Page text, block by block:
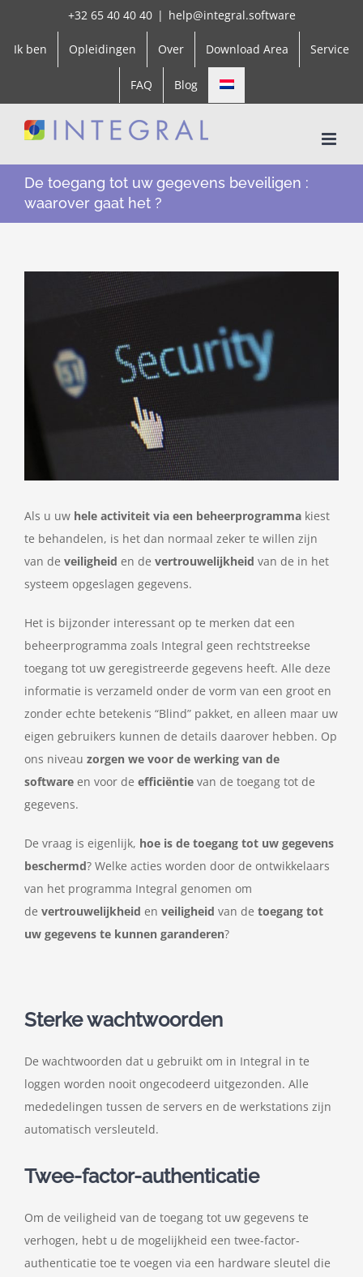
content
+32 65 40 40 40 | help@integral.software
Ik ben Opleidingen Over Download Area Service
FAQ Blog
De toegang tot uw gegevens beveiligen :
waarover gaat het ?
Als u uw hele activiteit via een beheerprogramma kiest
te behandelen, is het dan normaal zeker te willen zijn
van de veiligheid en de vertrouwelijkheid van de in het
systeem opgeslagen gegevens.
Het is bijzonder interessant op te merken dat een
beheerprogramma zoals Integral geen rechtstreekse
toegang tot uw geregistreerde gegevens heeft. Alle deze
informatie is verzameld onder de vorm van een groot en
zonder echte betekenis “Blind” pakket, en alleen maar uw
eigen gebruikers kunnen de details daarover hebben. Op
ons niveau zorgen we voor de werking van de
software en voor de efficiëntie van de toegang tot de
gegevens.
De vraag is eigenlijk, hoe is de toegang tot uw gegevens
beschermd? Welke acties worden door de ontwikkelaars
van het programma Integral genomen om
de vertrouwelijkheid en veiligheid van de toegang tot
uw gegevens te kunnen garanderen?
Sterke wachtwoorden
De wachtwoorden dat u gebruikt om in Integral in te
loggen worden nooit ongecodeerd uitgezonden. Alle
mededelingen tussen de servers en de werkstations zijn
automatisch versleuteld.
Twee-factor-authenticatie
Om de veiligheid van de toegang tot uw gegevens te
verhogen, hebt u de mogelijkheid een twee-factor-
authenticatie toe te voegen via een hardware sleutel die